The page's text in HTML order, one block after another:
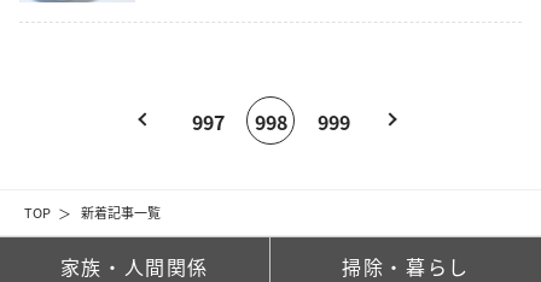
TOP 新着記事一覧
997 998 999
家族・人間関係 掃除・暮らし